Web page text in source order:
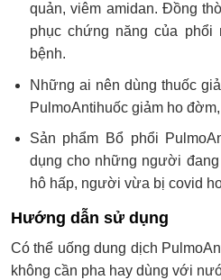
quản, viêm amidan. Đồng
phục chứng năng của
bệnh.
Những ai nên dùng thuốc
PulmoAntihuốc giảm ho
Sản phẩm Bổ phổi
dụng cho những người
hô hấp, người vừa bị covid
Hướng dẫn sử dụng
Có thể uống dung dịch
không cần pha hay dùng với